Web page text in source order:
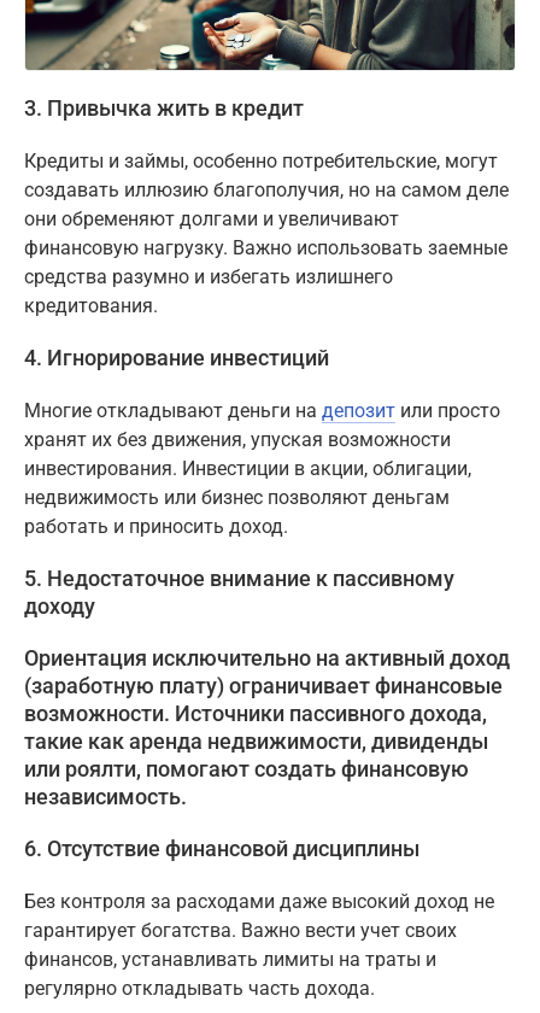
3. Привычка жить в кредит
Кредиты и займы, особенно потребительские, могут
создавать иллюзию благополучия, но на самом деле
они обременяют долгами и увеличивают
финансовую нагрузку. Важно использовать заемные
средства разумно и избегать излишнего
кредитования.
4. Игнорирование инвестиций
Многие откладывают деньги на депозит или просто
хранят их без движения, упуская возможности
инвестирования. Инвестиции в акции, облигации,
недвижимость или бизнес позволяют деньгам
работать и приносить доход.
5. Недостаточное внимание к пассивному
доходу
Ориентация исключительно на активный доход
(заработную плату) ограничивает финансовые
возможности. Источники пассивного дохода,
такие как аренда недвижимости, дивиденды
или роялти, помогают создать финансовую
независимость.
6. Отсутствие финансовой дисциплины
Без контроля за расходами даже высокий доход не
гарантирует богатства. Важно вести учет своих
финансов, устанавливать лимиты на траты и
регулярно откладывать часть дохода.